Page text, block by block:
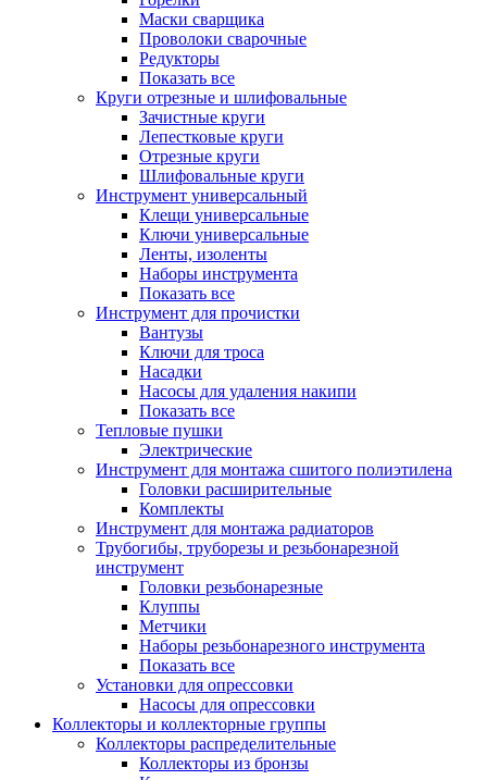
Маски сварщика
Проволоки сварочные
Редукторы
Показать все
Круги отрезные и шлифовальные
Зачистные круги
Лепестковые круги
Отрезные круги
Шлифовальные круги
Инструмент универсальный
Клещи универсальные
Ключи универсальные
Ленты, изоленты
Наборы инструмента
Показать все
Инструмент для прочистки
Вантузы
Ключи для троса
Насадки
Насосы для удаления накипи
Показать все
Тепловые пушки
Электрические
Инструмент для монтажа сшитого полиэтилена
Головки расширительные
Комплекты
Инструмент для монтажа радиаторов
Трубогибы, труборезы и резьбонарезной
инструмент
Головки резьбонарезные
Клуппы
Метчики
Наборы резьбонарезного инструмента
Показать все
Установки для опрессовки
Насосы для опрессовки
Коллекторы и коллекторные группы
Коллекторы распределительные
Коллекторы из бронзы